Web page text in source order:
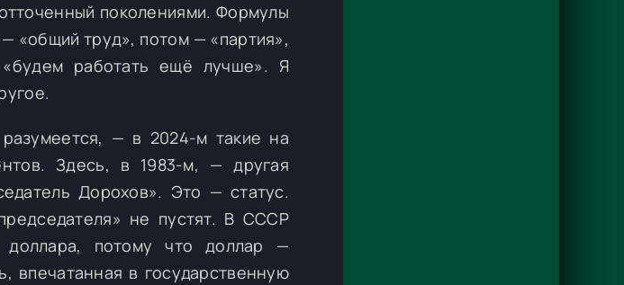
поколениями. Формулы
«общий труд», потом — «партия»,
работать ещё лучше». Я
— в 2024-м такие на
Здесь, в 1983-м, — другая
Дорохов». Это — статус.
не пустят. В СССР
потому что доллар —
впечатанная в государственную